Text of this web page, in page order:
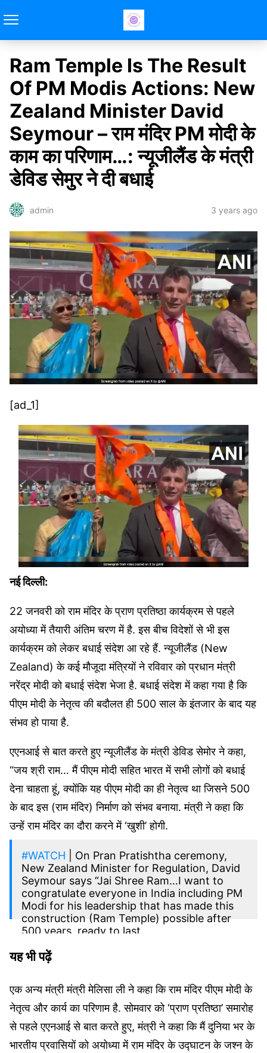
Ram Temple Is The Result
Of PM Modis Actions: New
Zealand Minister David
Seymour – राम मंदिर PM मोदी के
काम का परिणाम…: न्यूजीलैंड के मंत्री
डेविड सेमुर ने दी बधाई
admin 3 years ago
[ad_1]
नई दिल्ली:
22 जनवरी को राम मंदिर के प्राण प्रतिष्ठा कार्यक्रम से पहले
अयोध्या में तैयारी अंतिम चरण में है. इस बीच विदेशों से भी इस
कार्यक्रम को लेकर बधाई संदेश आ रहे हैं. न्यूजीलैंड (New
Zealand) के कई मौजूदा मंत्रियों ने रविवार को प्रधान मंत्री
नरेंद्र मोदी को बधाई संदेश भेजा है. बधाई संदेश में कहा गया है कि
पीएम मोदी के नेतृत्व की बदौलत ही 500 साल के इंतजार के बाद यह
संभव हो पाया है.
एएनआई से बात करते हुए न्यूजीलैंड के मंत्री डेविड सेमोर ने कहा,
“जय श्री राम… मैं पीएम मोदी सहित भारत में सभी लोगों को बधाई
देना चाहता हूं, क्योंकि यह पीएम मोदी का ही नेतृत्व था जिसने 500
के बाद इस (राम मंदिर) निर्माण को संभव बनाया. मंत्री ने कहा कि
उन्हें राम मंदिर का दौरा करने में ‘खुशी’ होगी.
#WATCH | On Pran Pratishtha ceremony,
New Zealand Minister for Regulation, David
Seymour says “Jai Shree Ram…I want to
congratulate everyone in India including PM
Modi for his leadership that has made this
construction (Ram Temple) possible after
500 years, ready to last…
यह भी पढ़ें
एक अन्य मंत्री मंत्री मेलिसा ली ने कहा कि राम मंदिर पीएम मोदी के
नेतृत्व और कार्य का परिणाम है. सोमवार को ‘प्राण प्रतिष्ठा’ समारोह
से पहले एएनआई से बात करते हुए, मंत्री ने कहा कि मैं दुनिया भर के
भारतीय प्रवासियों को अयोध्या में राम मंदिर के उद्घाटन के जश्न के